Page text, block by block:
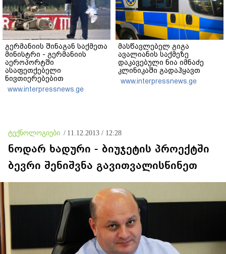
გერმანიის შინაგან საქმეთა
მინისტრი - გერმანიის
აეროპორტში
ასაფეთქებელი
ნივთიერებებით
დატვირთული დრონის
აღმოჩენა საფრთხის ახალ
www.interpressnews.ge
მასწავლებელ გიგა
ავალიანის საქმეზე
დაკავებული ნია იმნაძე
კლინიკაში გადაჰყავთ
www.interpressnews.ge
ტექნოლოგიები / 11.12.2013 / 12:28
ნოდარ ხადური - ბიუჯეტის პროექტში
ბევრი შენიშვნა გავითვალისწინეთ